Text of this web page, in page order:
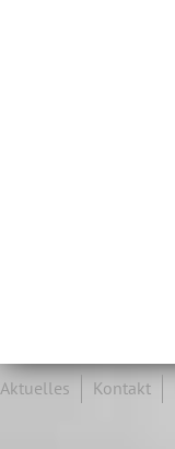
Aktuelles Kontakt